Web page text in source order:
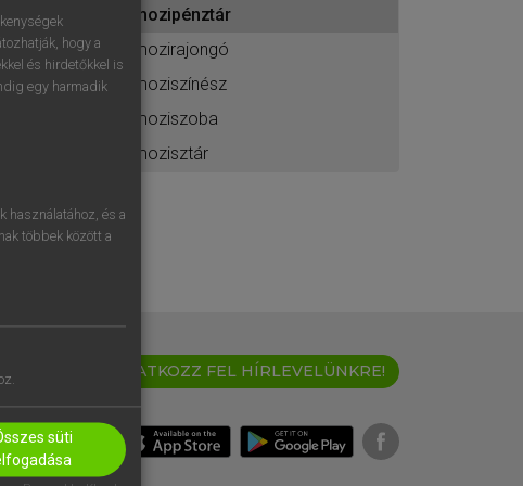
.
mozipénztár
mozirajongó
moziszínész
moziszoba
mozisztár
IRATKOZZ FEL HÍRLEVELÜNKRE!
hogy a
és hirdetőkkel is
egy harmadik
használatához, és a
többek között a
süti